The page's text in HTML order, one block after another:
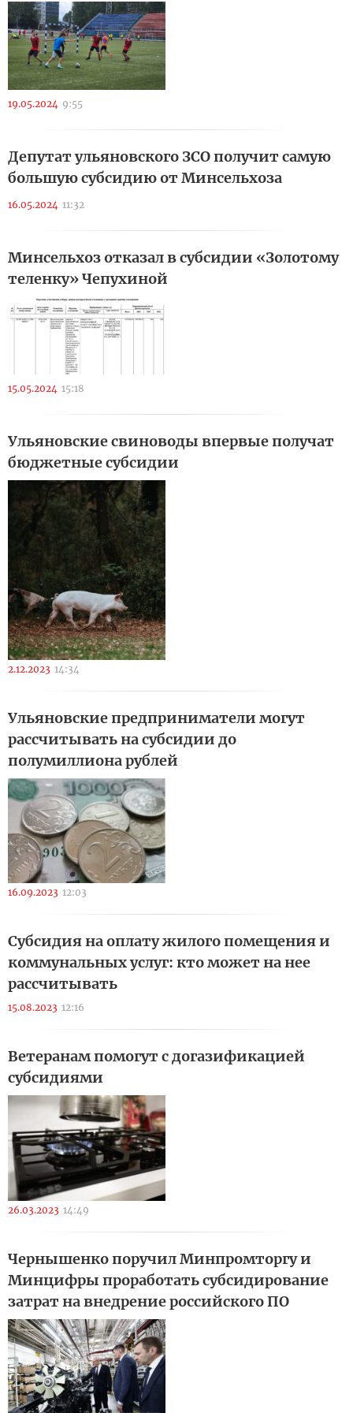
19.05.2024 9:55
Депутат ульяновского ЗСО получит самую
большую субсидию от Минсельхоза
16.05.2024 11:32
Минсельхоз отказал в субсидии «Золотому
теленку» Чепухиной
15.05.2024 15:18
Ульяновские свиноводы впервые получат
бюджетные субсидии
2.12.2023 14:34
Ульяновские предприниматели могут
рассчитывать на субсидии до
полумиллиона рублей
16.09.2023 12:03
Субсидия на оплату жилого помещения и
коммунальных услуг: кто может на нее
рассчитывать
15.08.2023 12:16
Ветеранам помогут с догазификацией
субсидиями
26.03.2023 14:49
Чернышенко поручил Минпромторгу и
Минцифры проработать субсидирование
затрат на внедрение российского ПО